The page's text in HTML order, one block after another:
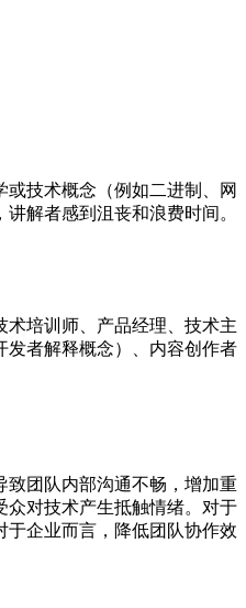
技术概念（例如二进制、网
解者感到沮丧和浪费时间。
培训师、产品经理、技术主
发者解释概念）、内容创作者
致团队内部沟通不畅，增加重
众对技术产生抵触情绪。对于
企业而言，降低团队协作效